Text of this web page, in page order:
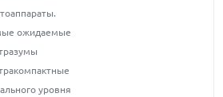
ожидаемые
уровня